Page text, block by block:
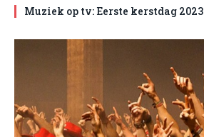
Muziek op tv: Eerste kerstdag 2023